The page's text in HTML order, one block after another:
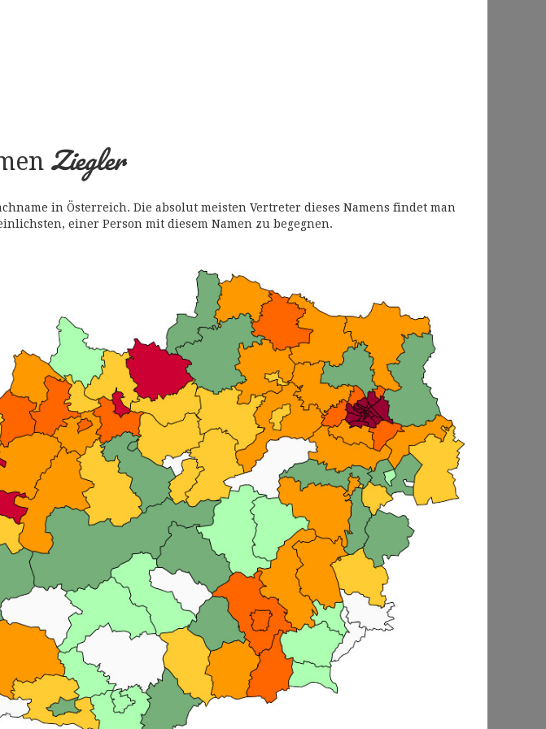
Ziegler
in Österreich. Die absolut meisten Vertreter dieses Namens findet man
einer Person mit diesem Namen zu begegnen.